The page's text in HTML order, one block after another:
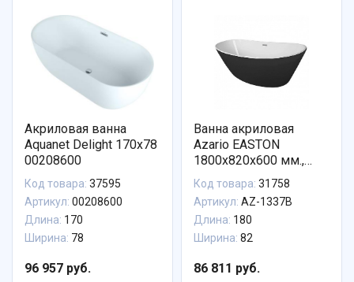
Акриловая ванна
Aquanet Delight 170x78
00208600
Код товара: 37595
Артикул: 00208600
Длина: 170
Ширина: 78
96 957 руб.
Ванна акриловая
Azario EASTON
1800x820x600 мм.,
белая с черными
внешними стенками,
свободностоящая, в
комплекте с сифоном
и металлической
Код товара: 31758
Артикул: AZ-1337B
Длина: 180
Ширина: 82
86 811 руб.